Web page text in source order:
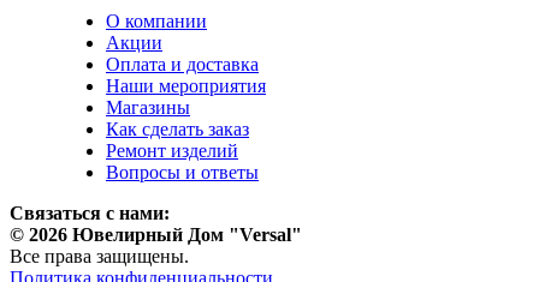
О компании
Акции
Оплата и доставка
Наши мероприятия
Магазины
Как сделать заказ
Ремонт изделий
Вопросы и ответы
Связаться с нами:
© 2026 Ювелирный Дом "Versal"
Все права защищены.